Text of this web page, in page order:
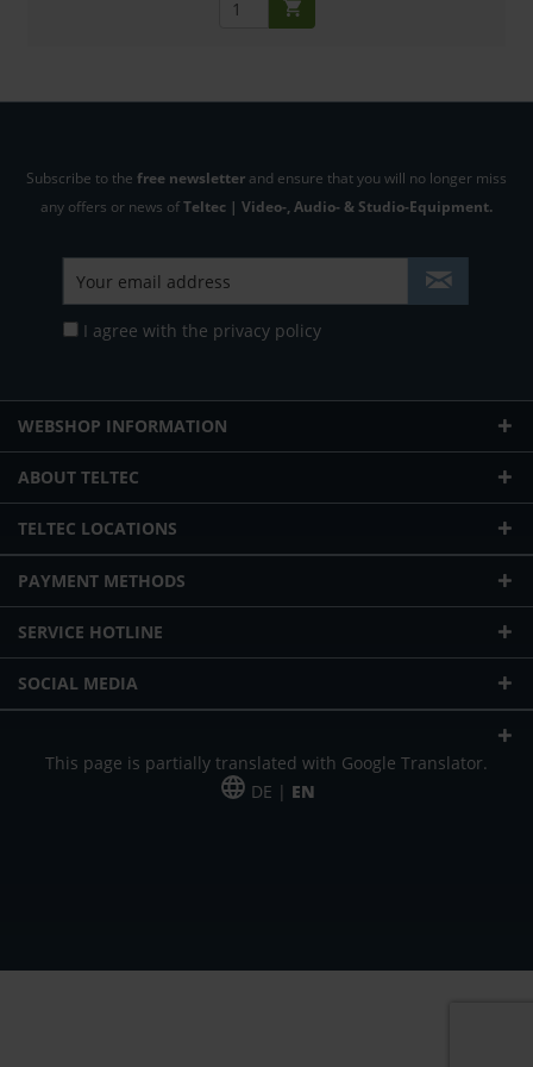
Subscribe to the free newsletter and ensure that you will no longer miss
any offers or news ofTeltec | Video-, Audio- & Studio-Equipment.
I agree with the privacy policy
WEBSHOP INFORMATION
ABOUT TELTEC
TELTEC LOCATIONS
PAYMENT METHODS
SERVICE HOTLINE
SOCIAL MEDIA
This page is partially translated with Google Translator.
DE | EN